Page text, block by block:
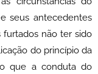
seus antecedentes
furtados não ter sido
do princípio da
que a conduta do